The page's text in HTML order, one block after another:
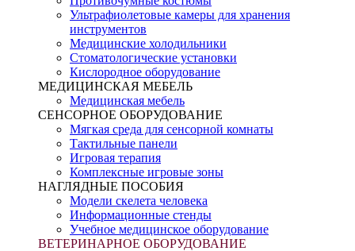
Ультрафиолетовые камеры для хранения
инструментов
Медицинские холодильники
Стоматологические установки
Кислородное оборудование
МЕДИЦИНСКАЯ МЕБЕЛЬ
Медицинская мебель
СЕНСОРНОЕ ОБОРУДОВАНИЕ
Мягкая среда для сенсорной комнаты
Тактильные панели
Игровая терапия
Комплексные игровые зоны
НАГЛЯДНЫЕ ПОСОБИЯ
Модели скелета человека
Информационные стенды
Учебное медицинское оборудование
ВЕТЕРИНАРНОЕ ОБОРУДОВАНИЕ